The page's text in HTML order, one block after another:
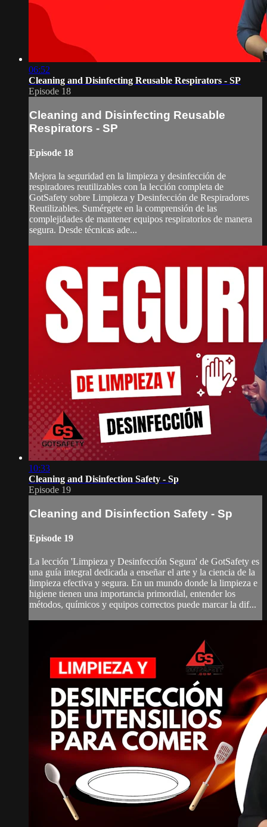
06:52
Cleaning and Disinfecting Reusable Respirators - SP
Episode 18
Cleaning and Disinfecting Reusable
Respirators - SP
Episode 18
Mejora la seguridad en la limpieza y desinfección de
respiradores reutilizables con la lección completa de
GotSafety sobre Limpieza y Desinfección de Respiradores
Reutilizables. Sumérgete en la comprensión de las
complejidades de mantener equipos respiratorios de manera
segura. Desde técnicas ade...
10:33
Cleaning and Disinfection Safety - Sp
Episode 19
Cleaning and Disinfection Safety - Sp
Episode 19
La lección 'Limpieza y Desinfección Segura' de GotSafety es
una guía integral dedicada a enseñar el arte y la ciencia de la
limpieza efectiva y segura. En un mundo donde la limpieza e
higiene tienen una importancia primordial, entender los
métodos, químicos y equipos correctos puede marcar la dif...